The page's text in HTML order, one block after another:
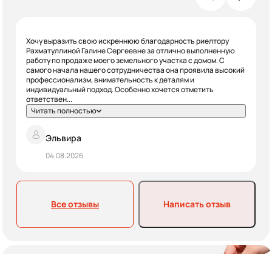
Хочу выразить свою искреннюю благодарность риелтору
Рахматуллиной Галине Сергеевне за отлично выполненную
работу по продаже моего земельного участка с домом. С
самого начала нашего сотрудничества она проявила высокий
профессионализм, внимательность к деталям и
индивидуальный подход. Особенно хочется отметить
ответствен...
Читать полностью
Эльвира
04.08.2026
Все отзывы Написать отзыв